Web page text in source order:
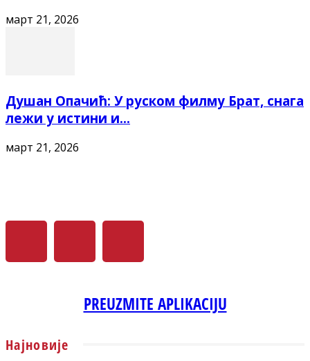
март 21, 2026
Душан Опачић: У руском филму Брат, снага
лежи у истини и...
март 21, 2026
PREUZMITE APLIKACIJU
Најновије